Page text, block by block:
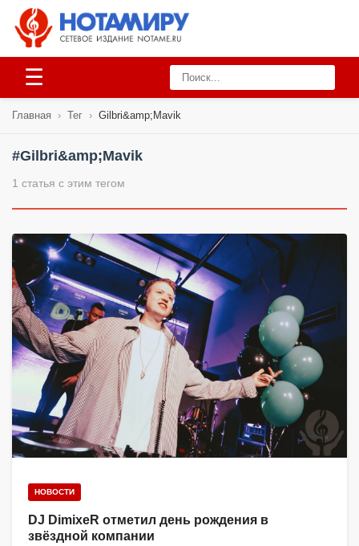
☰
Главная › Тег › Gilbri&amp;Mavik
#Gilbri&amp;Mavik
1 статья с этим тегом
НОВОСТИ
DJ DimixeR отметил день рождения в
звёздной компании